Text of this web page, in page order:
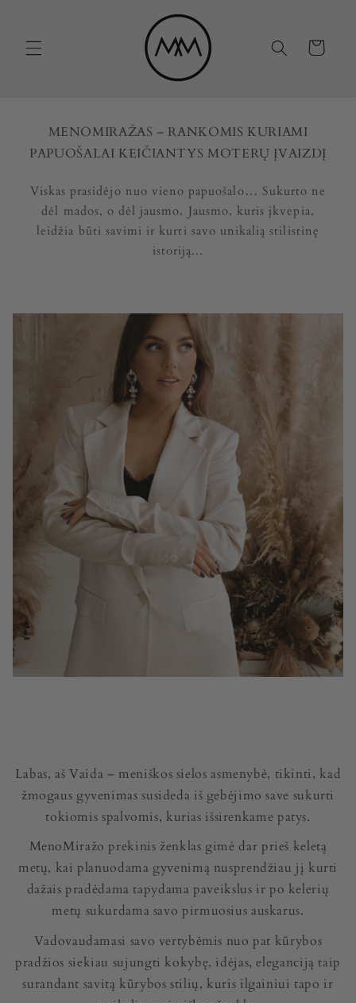
Krepšelis
MENOMIRAŽAS – RANKOMIS KURIAMI
PAPUOŠALAI KEIČIANTYS MOTERŲ ĮVAIZDĮ
Viskas prasidėjo nuo vieno papuošalo… Sukurto ne
dėl mados, o dėl jausmo. Jausmo, kuris įkvepia,
leidžia būti savimi ir kurti savo unikalią stilistinę
istoriją...
Labas, aš Vaida – meniškos sielos asmenybė, tikinti, kad
žmogaus gyvenimas susideda iš gebėjimo save sukurti
tokiomis spalvomis, kurias išsirenkame patys.
MenoMiražo prekinis ženklas gimė dar prieš keletą
metų, kai planuodama gyvenimą nusprendžiau jį kurti
dažais pradėdama tapydama paveikslus ir po kelerių
metų sukurdama savo pirmuosius auskarus.
Vadovaudamasi savo vertybėmis nuo pat kūrybos
pradžios siekiau sujungti kokybę, idėjas, eleganciją taip
surandant savitą kūrybos stilių, kuris ilgainiui tapo ir